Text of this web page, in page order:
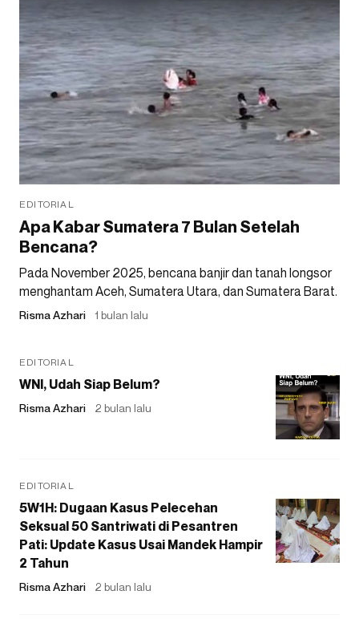
EDITORIAL
Apa Kabar Sumatera 7 Bulan Setelah
Bencana?
Pada November 2025, bencana banjir dan tanah longsor
menghantam Aceh, Sumatera Utara, dan Sumatera Barat.
Risma Azhari 1 bulan lalu
EDITORIAL
WNI, Udah Siap Belum?
Risma Azhari 2 bulan lalu
EDITORIAL
5W1H: Dugaan Kasus Pelecehan
Seksual 50 Santriwati di Pesantren
Pati: Update Kasus Usai Mandek Hampir
2 Tahun
Risma Azhari 2 bulan lalu